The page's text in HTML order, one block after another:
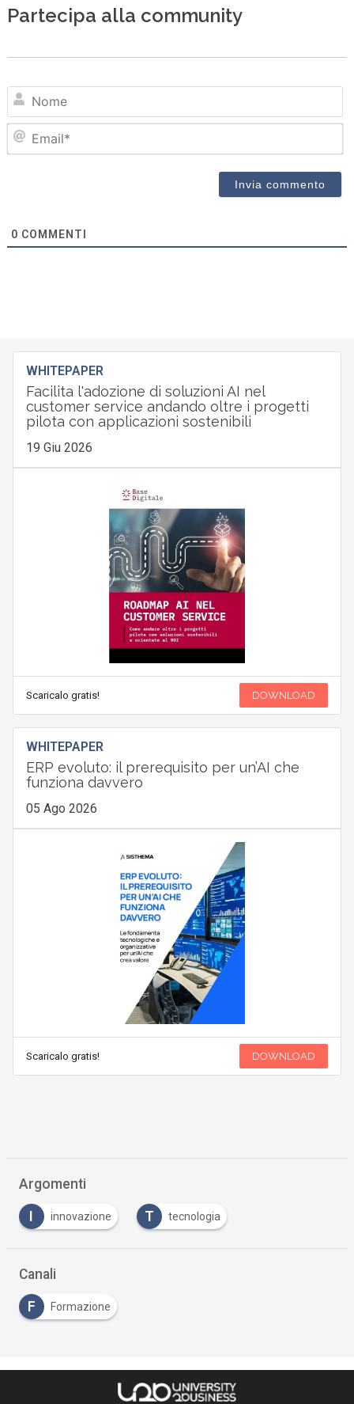
Partecipa alla community
0 COMMENTI
WHITEPAPER
Facilita l'adozione di soluzioni AI nel
customer service andando oltre i progetti
pilota con applicazioni sostenibili
19 Giu 2026
Scaricalo gratis! DOWNLOAD
WHITEPAPER
ERP evoluto: il prerequisito per un’AI che
funziona davvero
05 Ago 2026
Scaricalo gratis! DOWNLOAD
Argomenti
innovazione T tecnologia
Canali
F Formazione